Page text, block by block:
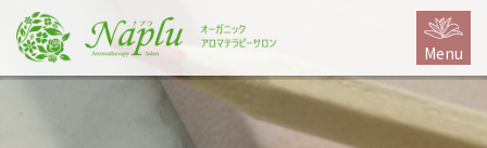
ス
Menu